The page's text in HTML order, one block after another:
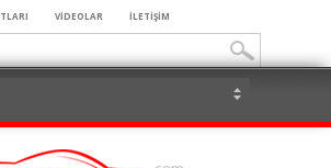
VİDEOLAR İLETİŞİM